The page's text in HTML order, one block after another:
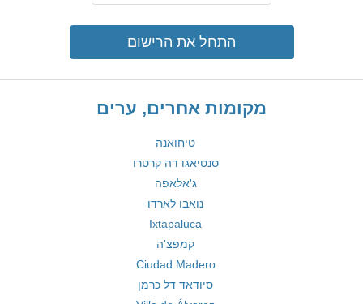
התחל את הרישום
מקומות אחרים, ערים
טיחואנה
סנטיאגו דה קרטרו
ג'אלאפה
נואבו לארדו
Ixtapaluca
קמפצ'ה
Ciudad Madero
סיודאד דל כרמן